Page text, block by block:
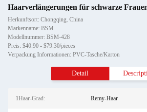
Haarverlängerungen für schwarze
Herkunftsort: Chongqing, China
Markenname: BSM
Modellnummer: BSM-428
Preis: $40.90 - $79.30/pieces
Verpackung Informationen: PVC-Tasche/Karton
Detail
1Haar-Grad: Remy-Haar